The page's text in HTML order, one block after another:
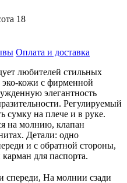
18
Оплата и доставка
любителей стильных
кожи с фирменной
элегантность
Регулируемый
сумку на плече и в руке.
на молнию, клапан
Детали: одно
и с обратной стороны,
для паспорта.
спереди, На молнии сзади